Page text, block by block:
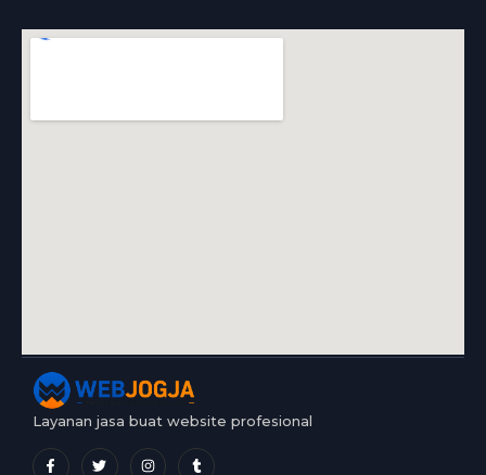
Layanan jasa buat website profesional